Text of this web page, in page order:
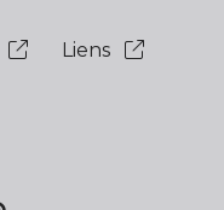
Liens